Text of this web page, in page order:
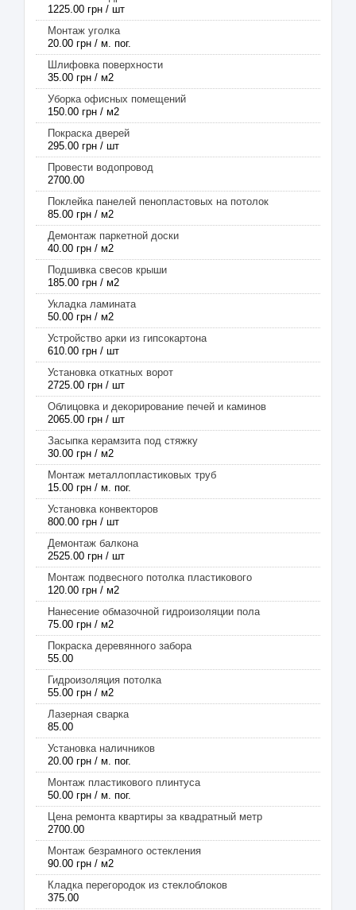
1225.00 грн / шт
Монтаж уголка
20.00 грн / м. пог.
Шлифовка поверхности
35.00 грн / м2
Уборка офисных помещений
150.00 грн / м2
Покраска дверей
295.00 грн / шт
Провести водопровод
2700.00
Поклейка панелей пенопластовых на потолок
85.00 грн / м2
Демонтаж паркетной доски
40.00 грн / м2
Подшивка свесов крыши
185.00 грн / м2
Укладка ламината
50.00 грн / м2
Устройство арки из гипсокартона
610.00 грн / шт
Установка откатных ворот
2725.00 грн / шт
Облицовка и декорирование печей и каминов
2065.00 грн / шт
Засыпка керамзита под стяжку
30.00 грн / м2
Монтаж металлопластиковых труб
15.00 грн / м. пог.
Установка конвекторов
800.00 грн / шт
Демонтаж балкона
2525.00 грн / шт
Монтаж подвесного потолка пластикового
120.00 грн / м2
Нанесение обмазочной гидроизоляции пола
75.00 грн / м2
Покраска деревянного забора
55.00
Гидроизоляция потолка
55.00 грн / м2
Лазерная сварка
85.00
Установка наличников
20.00 грн / м. пог.
Монтаж пластикового плинтуса
50.00 грн / м. пог.
Цена ремонта квартиры за квадратный метр
2700.00
Монтаж безрамного остекления
90.00 грн / м2
Кладка перегородок из стеклоблоков
375.00